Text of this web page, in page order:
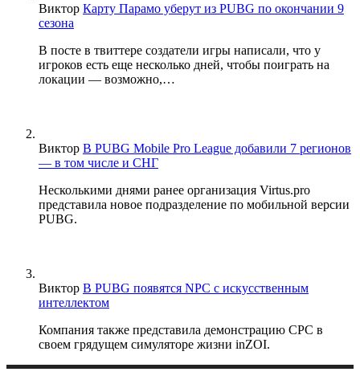
Виктор Карту Парамо уберут из PUBG по окончании 9
сезона
В посте в твиттере создатели игры написали, что у
игроков есть еще несколько дней, чтобы поиграть на
локации — возможно,…
Виктор В PUBG Mobile Pro League добавили 7 регионов
— в том числе и СНГ
Несколькими днями ранее организация Virtus.pro
представила новое подразделение по мобильной версии
PUBG.
Виктор В PUBG появятся NPC с искусственным
интеллектом
Компания также представила демонстрацию CPC в
своем грядущем симуляторе жизни inZOI.